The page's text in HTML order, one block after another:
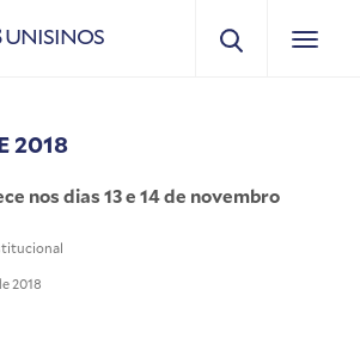
UNISINOS
2018
nos dias 13 e 14 de novembro
2018